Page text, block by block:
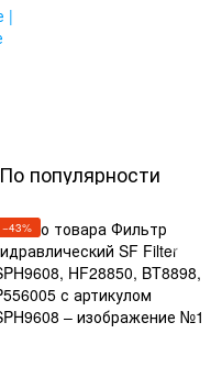
По популярности
−43%